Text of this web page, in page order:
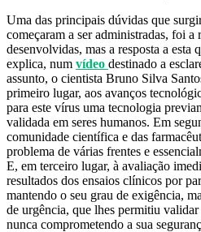
Uma das principais dúvidas que
começaram a ser administradas, foi
desenvolvidas, mas a resposta a esta
explica, num vídeo destinado a
assunto, o cientista Bruno Silva
primeiro lugar, aos avanços
para este vírus uma tecnologia
validada em seres humanos. Em
comunidade científica e das
problema de várias frentes e
E, em terceiro lugar, à avaliação
resultados dos ensaios clínicos por
mantendo o seu grau de exigência,
de urgência, que lhes permitiu
nunca comprometendo a sua